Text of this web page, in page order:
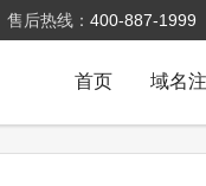
售后热线： 400-887-1999
域名
首页